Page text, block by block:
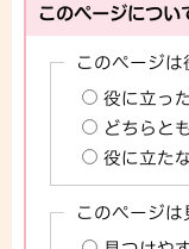
このページについ
このページは
役に立った
どちらと
役に立た
このページは